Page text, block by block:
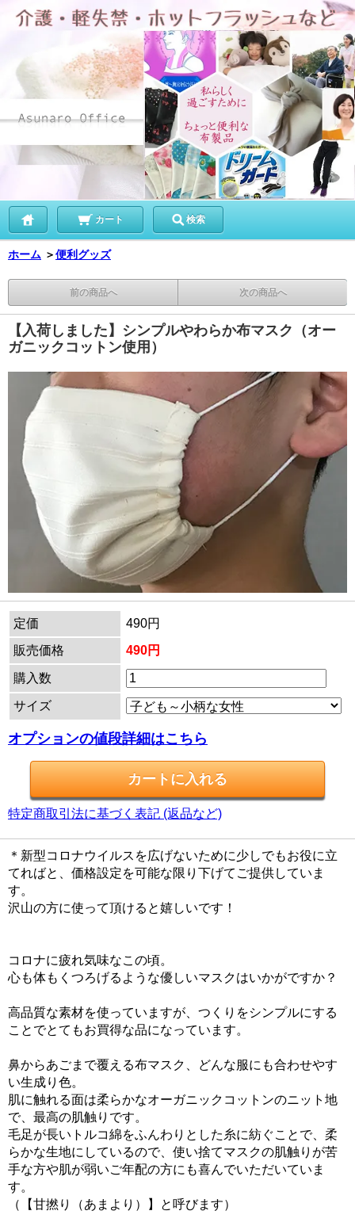
カート 検索
ホーム ＞便利グッズ
前の商品へ 次の商品へ
【入荷しました】シンプルやわらか布マスク（オー
ガニックコットン使用）
定価
490円
販売価格
490円
購入数
サイズ
オプションの値段詳細はこちら
特定商取引法に基づく表記 (返品など)
＊新型コロナウイルスを広げないために少しでもお役に立
てればと、価格設定を可能な限り下げてご提供していま
す。
沢山の方に使って頂けると嬉しいです！
コロナに疲れ気味なこの頃。
心も体もくつろげるような優しいマスクはいかがですか？
高品質な素材を使っていますが、つくりをシンプルにする
ことでとてもお買得な品になっています。
鼻からあごまで覆える布マスク、どんな服にも合わせやす
い生成り色。
肌に触れる面は柔らかなオーガニックコットンのニット地
で、最高の肌触りです。
毛足が長いトルコ綿をふんわりとした糸に紡ぐことで、柔
らかな生地にしているので、使い捨てマスクの肌触りが苦
手な方や肌が弱いご年配の方にも喜んでいただいていま
す。
（【甘撚り（あまより）】と呼びます）